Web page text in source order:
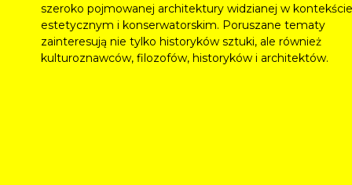
szeroko pojmowanej architektury widzianej w kontekście
estetycznym i konserwatorskim. Poruszane tematy
zainteresują nie tylko historyków sztuki, ale również
kulturoznawców, filozofów, historyków i architektów.